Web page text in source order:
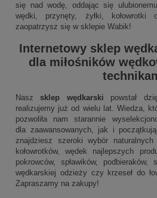
się nad wodę, oddając się
wędki, przynęty, żyłki, kołowrotki
zaopatrzysz się w sklepie Wabik!
Internetowy sklep
dla miłośników
Naszsklep wędkarski powstał
realizujemy już od wielu lat. Wiedza,
pozwoliła nam starannie
dla zaawansowanych, jak i
znajdziesz szeroki wybór
kołowrotków, wędek najlepszych
pokrowców, spławików,
wędkarskiej odzieży czy krzeseł do
Zapraszamy na zakupy!